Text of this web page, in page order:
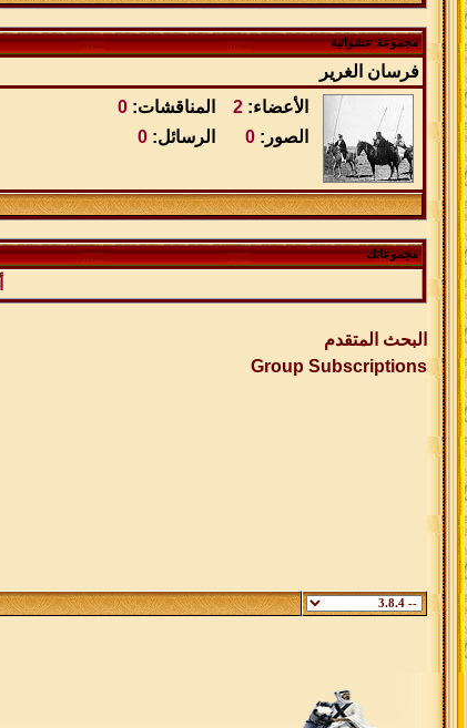
مجموعة عشوائية
فرسان الغرير
الأعضاء:
الصور:
المناقشات:
الرسائل:
مجموعاتك
البحث المتقدم
Group Subscriptions